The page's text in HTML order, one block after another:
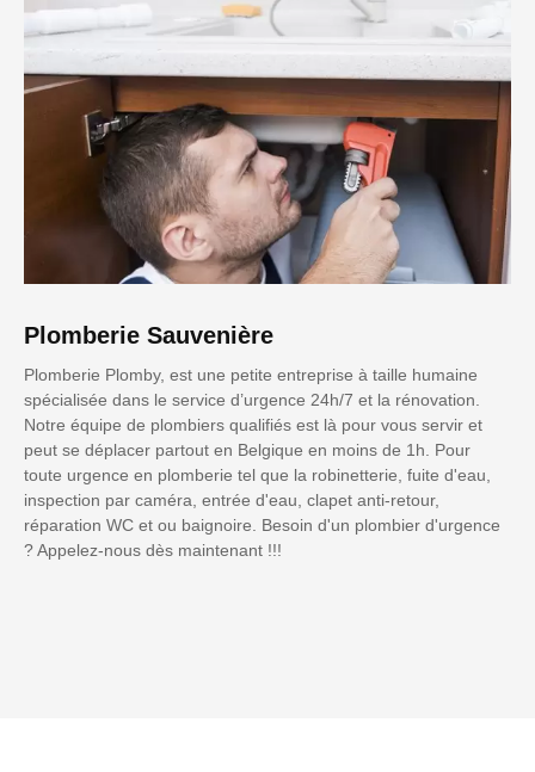
Plomberie Sauvenière
Plomberie Plomby, est une petite entreprise à taille humaine
spécialisée dans le service d’urgence 24h/7 et la rénovation.
Notre équipe de plombiers qualifiés est là pour vous servir et
peut se déplacer partout en Belgique en moins de 1h. Pour
toute urgence en plomberie tel que la robinetterie, fuite d'eau,
inspection par caméra, entrée d'eau, clapet anti-retour,
réparation WC et ou baignoire. Besoin d'un plombier d'urgence
? Appelez-nous dès maintenant !!!